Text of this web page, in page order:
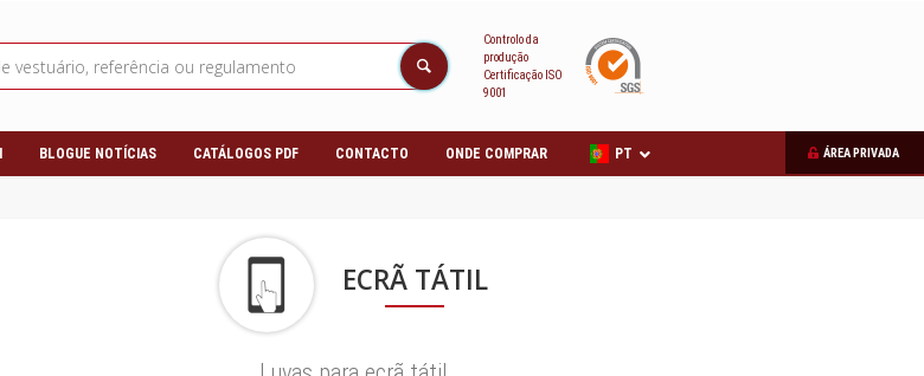
Controlo da
produção
Certificação ISO
9001
BLOGUE NOTÍCIAS CATÁLOGOS PDF CONTACTO ONDE COMPRAR ÁREA PRIVADA
PT
ECRÃ TÁTIL